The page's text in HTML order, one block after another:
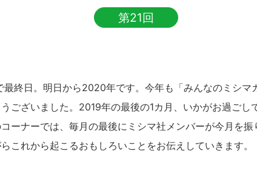
第21回
終日。明日から2020年です。今年も「みんなのミシマ
ございました。2019年の最後の1カ月、いかがお過ご
ーナーでは、毎月の最後にミシマ社メンバーが今月を振
これから起こるおもしろいことをお伝えしていきます。